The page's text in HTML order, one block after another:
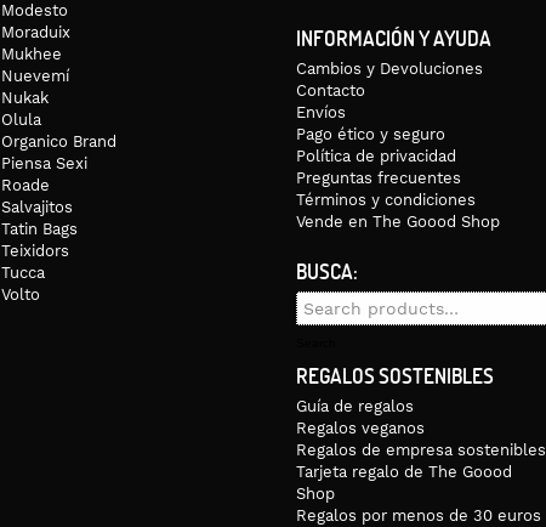
Modesto
Moraduix
Mukhee
Nuevemí
Nukak
Olula
Organico Brand
Piensa Sexi
Roade
Salvajitos
Tatin Bags
Teixidors
Tucca
Volto
INFORMACIÓN Y AYUDA
Cambios y Devoluciones
Contacto
Envíos
Pago ético y seguro
Política de privacidad
Preguntas frecuentes
Términos y condiciones
Vende en The Goood Shop
BUSCA:
Search
REGALOS SOSTENIBLES
Guía de regalos
Regalos veganos
Regalos de empresa sostenibles
Tarjeta regalo de The Goood
Shop
Regalos por menos de 30 euros